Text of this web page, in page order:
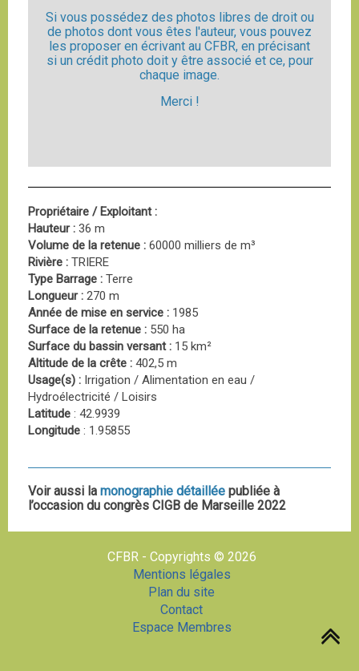
Si vous possédez des photos libres de droit ou
de photos dont vous êtes l'auteur, vous pouvez
les proposer en écrivant au CFBR, en précisant
si un crédit photo doit y être associé et ce, pour
chaque image.
Merci !
Propriétaire / Exploitant :
Hauteur : 36 m
Volume de la retenue : 60000 milliers de m³
Rivière : TRIERE
Type Barrage : Terre
Longueur : 270 m
Année de mise en service : 1985
Surface de la retenue : 550 ha
Surface du bassin versant : 15 km²
Altitude de la crête : 402,5 m
Usage(s) : Irrigation / Alimentation en eau /
Hydroélectricité / Loisirs
Latitude : 42.9939
Longitude : 1.95855
Voir aussi la monographie détaillée publiée à
l’occasion du congrès CIGB de Marseille 2022
CFBR - Copyrights © 2026
Mentions légales
Plan du site
Contact
Espace Membres